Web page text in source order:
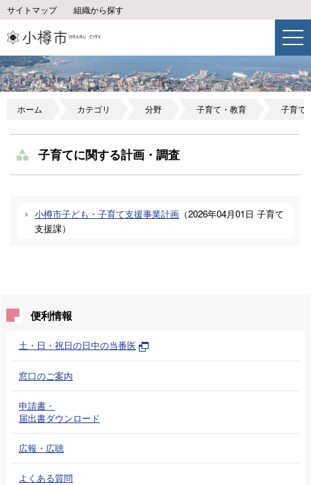
サイトマップ 組織から探す
ホーム カテゴリ 分野 子育て・教育 子育て
子育てに関する計画・調査
小樽市子ども・子育て支援事業計画 （2026年04月01日 子育て
支援課）
便利情報
土・日・祝日の日中の当番医
窓口のご案内
申請書・
届出書ダウンロード
広報・広聴
よくある質問